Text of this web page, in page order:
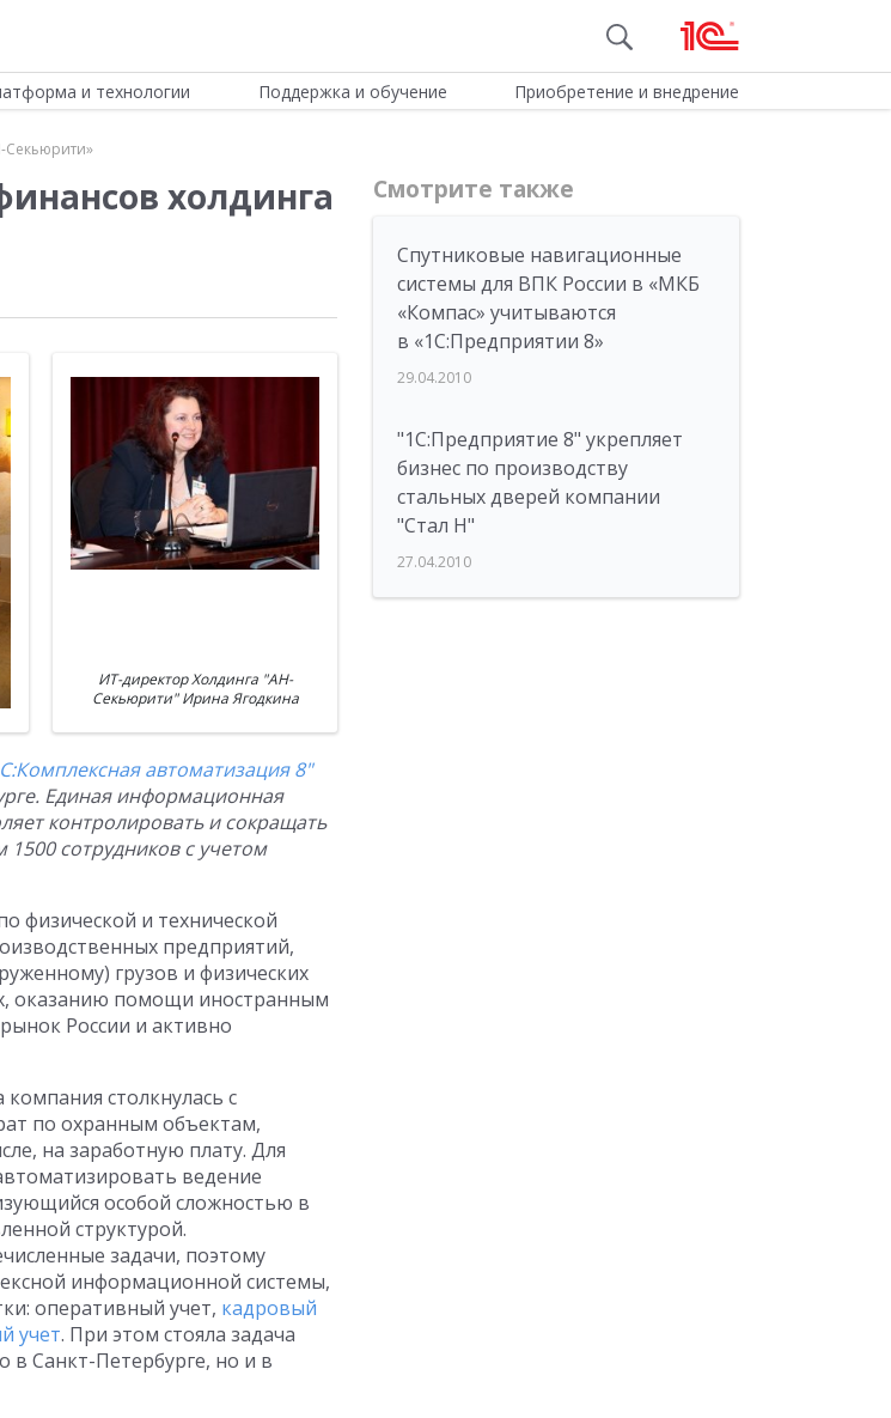
и технологии Поддержка и обучение Приобретение и внедрение
Секьюрити»
холдинга
ИТ-директор Холдинга "АН-
Секьюрити" Ирина Ягодкина
автоматизация 8"
Единая информационная
контролировать и сокращать
сотрудников с учетом
физической и технической
предприятий,
грузов и физических
оказанию помощи иностранным
России и активно
столкнулась с
по охранным объектам,
на заработную плату. Для
ведение
особой сложностью в
структурой.
задачи, поэтому
информационной системы,
оперативный учет, кадровый
учет. При этом стояла задача
в Санкт-Петербурге, но и в
Смотрите также
Спутниковые навигационные
системы для ВПК России в «МКБ
«Компас» учитываются
в «1С:Предприятии 8»
29.04.2010
"1С:Предприятие 8" укрепляет
бизнес по производству
стальных дверей компании
"Стал Н"
27.04.2010